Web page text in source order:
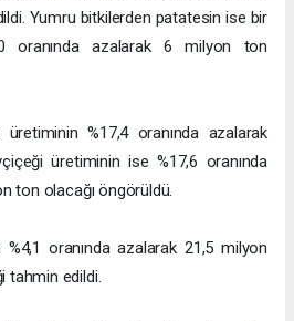
Yumru bitkilerden patatesin ise bir
oranında azalarak 6 milyon ton
%17,4 oranında azalarak
üretiminin ise %17,6 oranında
ton olacağı öngörüldü.
oranında azalarak 21,5 milyon
tahmin edildi.